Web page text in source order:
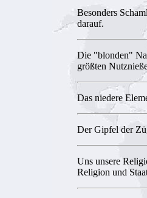
Besonders
darauf.
Die "blonden"
größten
Das niedere
Der Gipfel der
Uns unsere
Religion und